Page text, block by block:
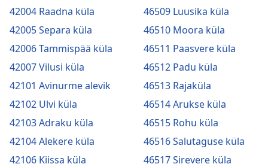
42004 Raadna küla
42005 Separa küla
42006 Tammispää küla
42007 Vilusi küla
42101 Avinurme alevik
42102 Ulvi küla
42103 Adraku küla
42104 Alekere küla
42106 Kiissa küla
46509 Luusika küla
46510 Moora küla
46511 Paasvere küla
46512 Padu küla
46513 Rajaküla
46514 Arukse küla
46515 Rohu küla
46516 Salutaguse küla
46517 Sirevere küla